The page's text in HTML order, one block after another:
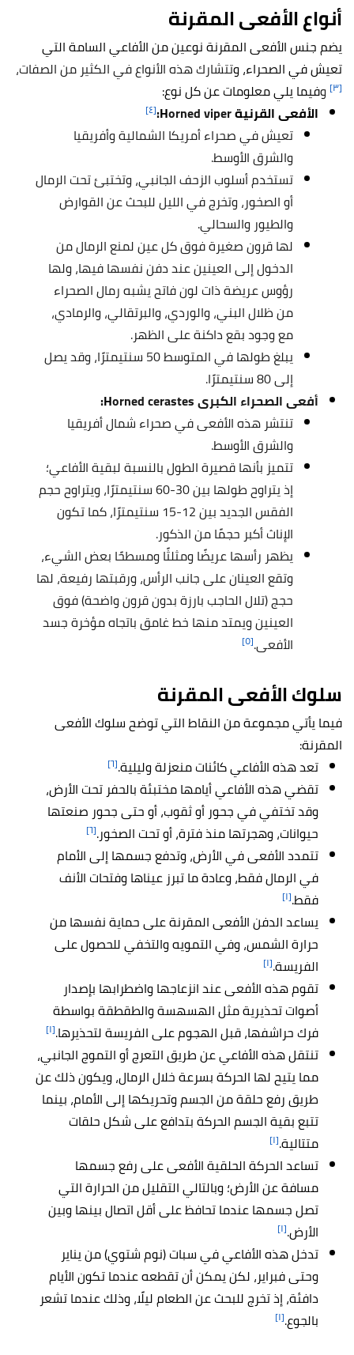
أنواع الأفعى المقرنة
يضم جنسالأفعى المقرنةنوعين من الأفاعي السامة التي
تعيش في الصحراء، وتتشارك هذه الأنواع في الكثير من الصفات،
[٣] وفيما يلي معلومات عن كل نوع:
الأفعى القرنية Horned viper: [٤]
تعيش في صحراء أمريكا الشمالية وأفريقيا
والشرق الأوسط.
تستخدم أسلوب الزحف الجانبي، وتختبئ تحت الرمال
أو الصخور، وتخرج في الليل للبحث عن القوارض
والطيور والسحالي.
لها قرون صغيرة فوق كل عين لمنع الرمال من
الدخول إلى العينين عند دفن نفسها فيها، ولها
رؤوس عريضة ذات لون فاتح يشبه رمال الصحراء
من ظلال البني، والوردي، والبرتقالي، والرمادي،
مع وجود بقع داكنة على الظهر.
يبلغ طولها في المتوسط 50 سنتيمترًا، وقد يصل
إلى 80 سنتيمترًا.
أفعى الصحراء الكبرى
Horned cerastes:
تنتشر هذه الأفعى في صحراء شمال أفريقيا
والشرق الأوسط.
تتميز بأنها قصيرة الطول بالنسبة لبقية الأفاعي؛
إذ يتراوح طولها بين 30-60 سنتيمترًا، ويتراوح حجم
الفقس الجديد بين 12-15 سنتيمترًا، كما تكون
الإناث أكبر حجمًا من الذكور.
يظهر رأسها عريضًا ومثلثًا ومسطحًا بعض الشيء،
وتقع العينان على جانب الرأس، ورقبتها رفيعة، لها
حجج (تلال الحاجب بارزة بدون قرون واضحة) فوق
العينين ويمتد منها خط غامق باتجاه مؤخرة جسد
الأفعى.[٥]
سلوك الأفعى المقرنة
فيما يأتي مجموعة من النقاط التي توضح سلوك الأفعى
المقرنة:
تعد هذه الأفاعي كائنات منعزلة وليلية.[٦]
تقضي هذه الأفاعي أيامها مختبئة بالحفر تحت الأرض،
وقد تختفي في جحور أو ثقوب، أو حتى جحور صنعتها
حيوانات، وهجرتها منذ فترة، أو تحت الصخور.[٦]
تتمدد الأفعى في الأرض، وتدفع جسمها إلى الأمام
في الرمال فقط، وعادة ما تبرز عيناها وفتحات الأنف
فقط.[١]
يساعد الدفن الأفعى المقرنة على حماية نفسها من
حرارة الشمس، وفي التمويه والتخفي للحصول على
الفريسة.[١]
تقوم هذه الأفعى عند انزعاجها واضطرابها بإصدار
أصوات تحذيرية مثل الهسهسة والطقطقة بواسطة
فرك حراشفها، قبل الهجوم على الفريسة لتحذيرها.[١]
تنتقل هذه الأفاعي عن طريق التعرج أو التموج الجانبي،
مما يتيح لها الحركة بسرعة خلال الرمال، ويكون ذلك عن
طريق رفع حلقة من الجسم وتحريكها إلى الأمام، بينما
تتبع بقية الجسم الحركة بتدافع على شكل حلقات
متتالية.[١]
تساعد الحركة الحلقية الأفعى على رفع جسمها
مسافة عن الأرض؛ وبالتالي التقليل من الحرارة التي
تصل جسمها عندما تحافظ على أقل اتصال بينها وبين
الأرض.[١]
تدخل هذه الأفاعي في سبات (نوم شتوي) من يناير
وحتى فبراير، لكن يمكن أن تقطعه عندما تكون الأيام
دافئة، إذ تخرج للبحث عن الطعام ليلًا، وذلك عندما تشعر
بالجوع.[١]